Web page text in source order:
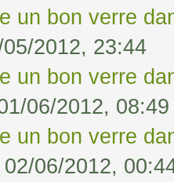
un bon verre
2012, 23:44
un bon verre
06/2012, 08:49
un bon verre
02/06/2012,